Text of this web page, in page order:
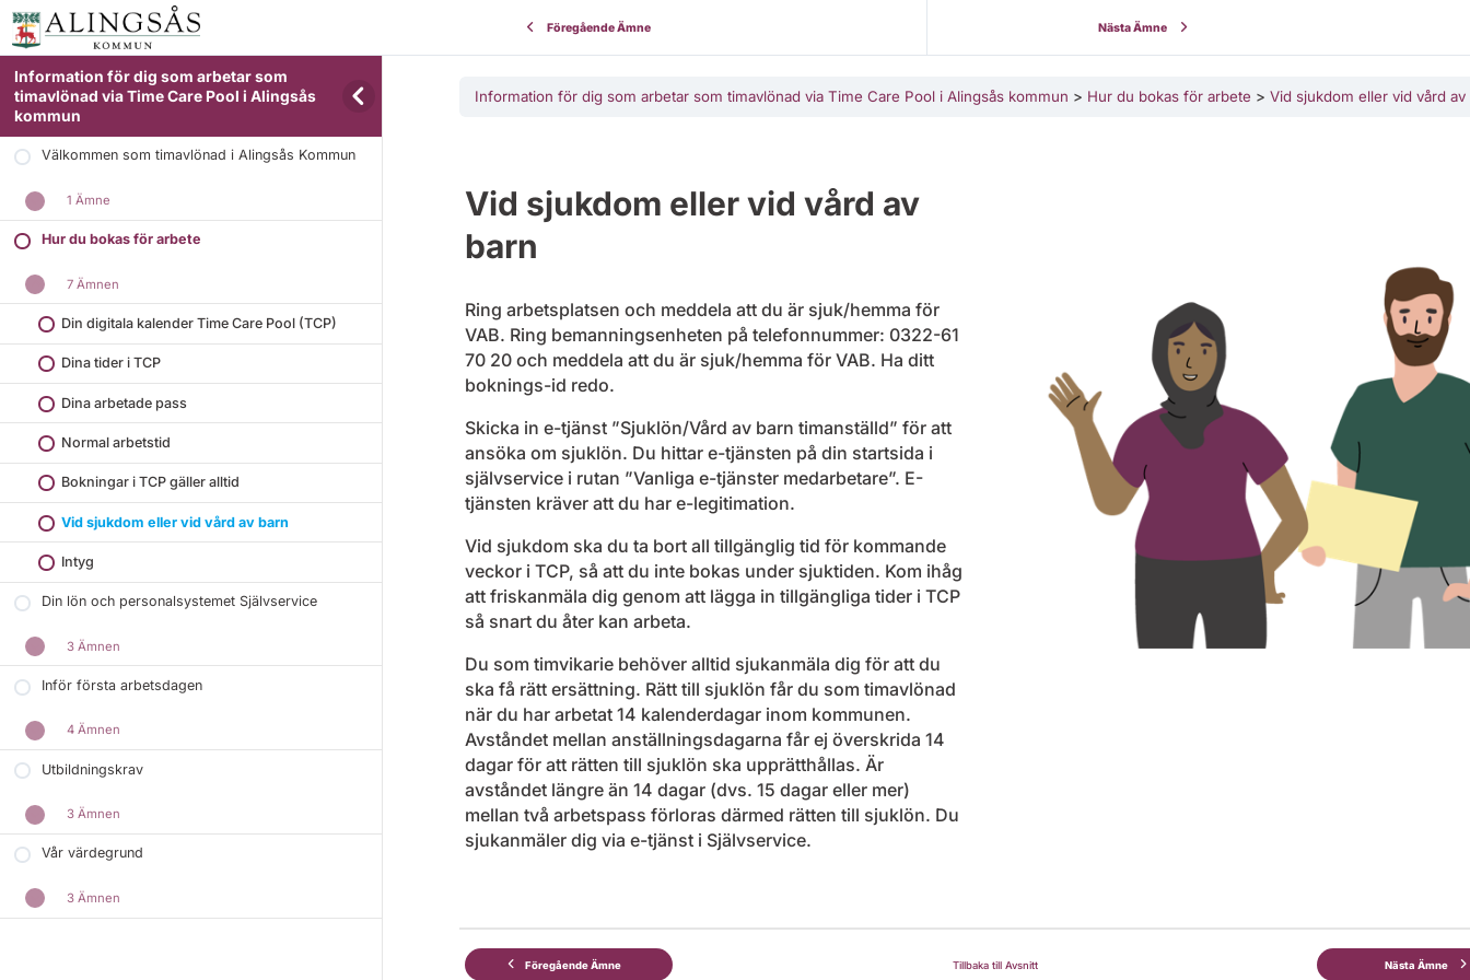
Information för dig som arbetar som
timavlönad via Time Care Pool i Alingsås
kommun
Välkommen som timavlönad i Alingsås Kommun
1 Ämne
Hur du bokas för arbete
7 Ämnen
Din digitala kalender Time Care Pool (TCP)
Dina tider i TCP
Dina arbetade pass
Normal arbetstid
Bokningar i TCP gäller alltid
Vid sjukdom eller vid vård av barn
Intyg
Din lön och personalsystemet Självservice
3 Ämnen
Inför första arbetsdagen
4 Ämnen
Utbildningskrav
3 Ämnen
Vår värdegrund
3 Ämnen
Föregående Ämne Nästa Ämne
Information för dig som arbetar som timavlönad via Time Care Pool i Alingsås kommun Hur du bokas för arbete Vid sjukdom eller vid vård av
Vid sjukdom eller vid vård av
barn
Ring arbetsplatsen och meddela att du är sjuk/hemma för
VAB. Ring bemanningsenheten på telefonnummer: 0322-61
70 20 och meddela att du är sjuk/hemma för VAB. Ha ditt
boknings-id redo.
Skicka in e-tjänst ”Sjuklön/Vård av barn timanställd” för att
ansöka om sjuklön. Du hittar e-tjänsten på din startsida i
självservice i rutan ”Vanliga e-tjänster medarbetare”. E-
tjänsten kräver att du har e-legitimation.
Vid sjukdom ska du ta bort all tillgänglig tid för kommande
veckor i TCP, så att du inte bokas under sjuktiden. Kom ihåg
att friskanmäla dig genom att lägga in tillgängliga tider i TCP
så snart du åter kan arbeta.
Du som timvikarie behöver alltid sjukanmäla dig för att du
ska få rätt ersättning. Rätt till sjuklön får du som timavlönad
när du har arbetat 14 kalenderdagar inom kommunen.
Avståndet mellan anställningsdagarna får ej överskrida 14
dagar för att rätten till sjuklön ska upprätthållas. Är
avståndet längre än 14 dagar (dvs. 15 dagar eller mer)
mellan två arbetspass förloras därmed rätten till sjuklön. Du
sjukanmäler dig via e-tjänst i Självservice.
Föregående Ämne Tillbaka till Avsnitt Nästa Ämne